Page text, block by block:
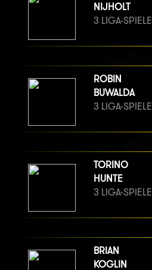
NIJHOLT
3 LIGA-SPIELE
ROBIN
BUWALDA
3 LIGA-SPIELE
TORINO
HUNTE
3 LIGA-SPIELE
BRIAN
KOGLIN